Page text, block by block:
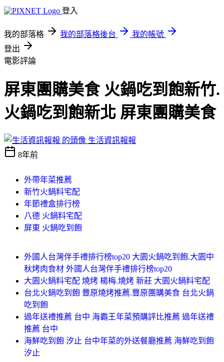
登入
我的部落格 我的部落格後台
我的帳號
登出
電影評論
屏東團購美食 火鍋吃到飽新竹.
火鍋吃到飽新北 屏東團購美食
生活資訊報報
8年前
外帶年菜推薦
新竹火鍋料宅配
年節禮盒排行榜
八德 火鍋料宅配
屏東 火鍋吃到飽
外國人台灣伴手禮排行榜top20 大園火鍋吃到飽.大園中
秋烤肉食材 外國人台灣伴手禮排行榜top20
大園火鍋料宅配 燒烤 楊梅.燒烤 新莊 大園火鍋料宅配
台北火鍋吃到飽 豐原燒烤推薦.豐原團購美食 台北火鍋
吃到飽
過年送禮推薦 台中 海霸王年菜預購評比推薦 過年送禮
推薦 台中
海鮮吃到飽 汐止 台中年菜的外送餐廳推薦 海鮮吃到飽
汐止